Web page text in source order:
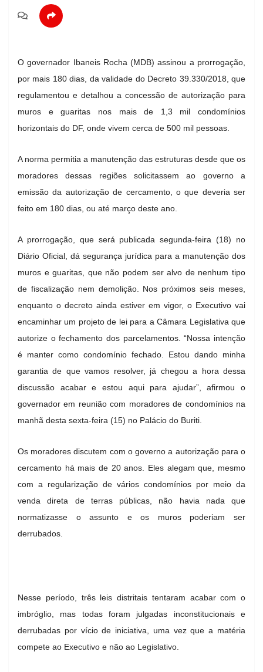
O governador Ibaneis Rocha (MDB) assinou a prorrogação,
por mais 180 dias, da validade do Decreto 39.330/2018, que
regulamentou e detalhou a concessão de autorização para
muros e guaritas nos mais de 1,3 mil condomínios
horizontais do DF, onde vivem cerca de 500 mil pessoas.
A norma permitia a manutenção das estruturas desde que os
moradores dessas regiões solicitassem ao governo a
emissão da autorização de cercamento, o que deveria ser
feito em 180 dias, ou até março deste ano.
A prorrogação, que será publicada segunda-feira (18) no
Diário Oficial, dá segurança jurídica para a manutenção dos
muros e guaritas, que não podem ser alvo de nenhum tipo
de fiscalização nem demolição. Nos próximos seis meses,
enquanto o decreto ainda estiver em vigor, o Executivo vai
encaminhar um projeto de lei para a Câmara Legislativa que
autorize o fechamento dos parcelamentos. “Nossa intenção
é manter como condomínio fechado. Estou dando minha
garantia de que vamos resolver, já chegou a hora dessa
discussão acabar e estou aqui para ajudar”, afirmou o
governador em reunião com moradores de condomínios na
manhã desta sexta-feira (15) no Palácio do Buriti.
Os moradores discutem com o governo a autorização para o
cercamento há mais de 20 anos. Eles alegam que, mesmo
com a regularização de vários condomínios por meio da
venda direta de terras públicas, não havia nada que
normatizasse o assunto e os muros poderiam ser
derrubados.
Nesse período, três leis distritais tentaram acabar com o
imbróglio, mas todas foram julgadas inconstitucionais e
derrubadas por vício de iniciativa, uma vez que a matéria
compete ao Executivo e não ao Legislativo.